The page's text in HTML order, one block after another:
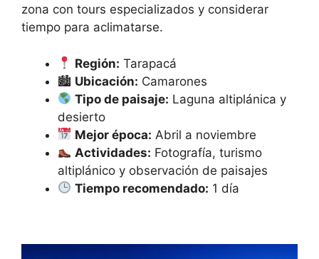
zona con tours especializados y considerar
tiempo para aclimatarse.
Región: Tarapacá
🏙 Ubicación: Camarones
Tipo de paisaje: Laguna altiplánica y
desierto
Mejor época: Abril a noviembre
Actividades: Fotografía, turismo
altiplánico y observación de paisajes
Tiempo recomendado: 1 día